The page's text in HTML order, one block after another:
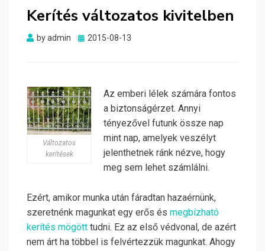
Kerítés változatos kivitelben
byadmin
Posted
2015-08-13
Változatos
kerítések
Az emberi lélek számára fontos
a biztonságérzet. Annyi
tényezővel futunk össze nap
mint nap, amelyek veszélyt
jelenthetnek ránk nézve, hogy
meg sem lehet számlálni.
Ezért, amikor munka után fáradtan hazaérnünk,
szeretnénk magunkat egy erős és megbízható
kerítés mögött tudni. Ez az első védvonal, de azért
nem árt ha többel is felvértezzük magunkat. Ahogy